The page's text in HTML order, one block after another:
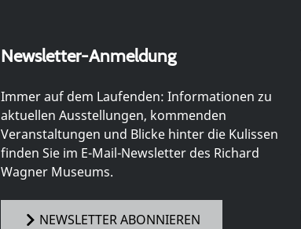
Newsletter-Anmeldung
Immer auf dem Laufenden: Informationen zu
aktuellen Ausstellungen, kommenden
Veranstaltungen und Blicke hinter die Kulissen
finden Sie im E-Mail-Newsletter des Richard
Wagner Museums.
NEWSLETTER ABONNIEREN